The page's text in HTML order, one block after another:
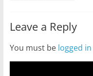
Leave a Reply
You must be logged in